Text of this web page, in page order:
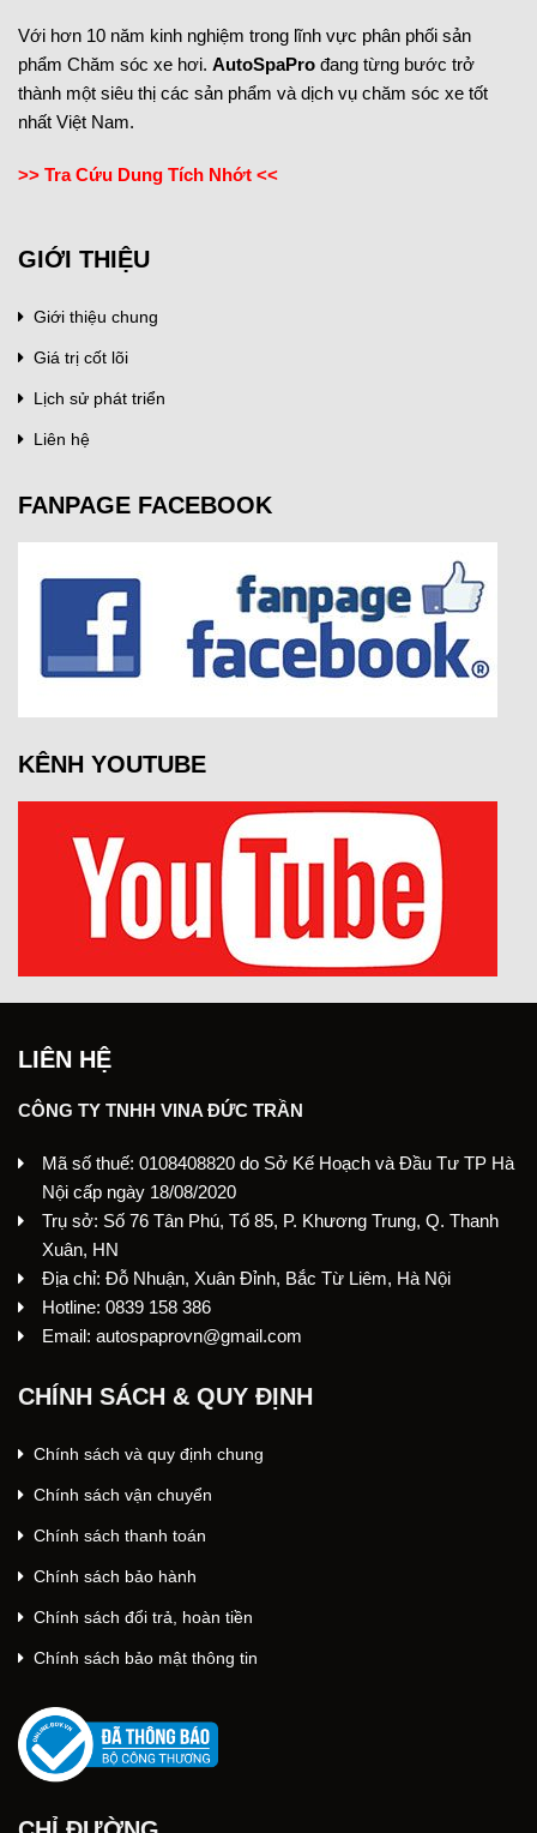
Với hơn 10 năm kinh nghiệm trong lĩnh vực phân phối sản
phẩm Chăm sóc xe hơi. AutoSpaPro đang từng bước trở
thành một siêu thị các sản phẩm và dịch vụ chăm sóc xe tốt
nhất Việt Nam.
>> Tra Cứu Dung Tích Nhớt <<
GIỚI THIỆU
Giới thiệu chung
Giá trị cốt lõi
Lịch sử phát triển
Liên hệ
FANPAGE FACEBOOK
KÊNH YOUTUBE
LIÊN HỆ
CÔNG TY TNHH VINA ĐỨC TRẦN
Mã số thuế: 0108408820 do Sở Kế Hoạch và Đầu Tư TP Hà
Nội cấp ngày 18/08/2020
Trụ sở: Số 76 Tân Phú, Tổ 85, P. Khương Trung, Q. Thanh
Xuân, HN
Địa chỉ: Đỗ Nhuận, Xuân Đỉnh, Bắc Từ Liêm, Hà Nội
Hotline: 0839 158 386
Email: autospaprovn@gmail.com
CHÍNH SÁCH & QUY ĐỊNH
Chính sách và quy định chung
Chính sách vận chuyển
Chính sách thanh toán
Chính sách bảo hành
Chính sách đổi trả, hoàn tiền
Chính sách bảo mật thông tin